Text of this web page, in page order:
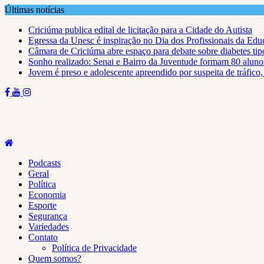
Skip
content
Últimas notícias
Criciúma publica edital de licitação para a Cidade do Autista
Egressa da Unesc é inspiração no Dia dos Profissionais da
Câmara de Criciúma abre espaço para debate sobre diabetes
Sonho realizado: Senai e Bairro da Juventude formam 80
Jovem é preso e adolescente apreendido por suspeita de
Podcasts
Geral
Política
Economia
Esporte
Segurança
Variedades
Contato
Política de Privacidade
Quem somos?